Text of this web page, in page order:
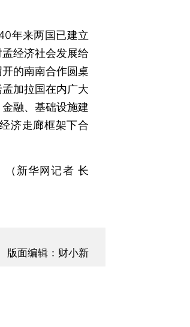
年来两国已建立
经济社会发展给
的南南合作圆桌
加拉国在内广大
融、基础设施建
济走廊框架下合
新华网记者 长
版面编辑：财小新